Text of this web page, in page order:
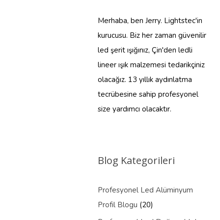
Merhaba, ben Jerry. Lightstec'in
kurucusu. Biz her zaman güvenilir
led şerit ışığınız, Çin'den ledli
lineer ışık malzemesi tedarikçiniz
olacağız. 13 yıllık aydınlatma
tecrübesine sahip profesyonel
size yardımcı olacaktır.
Blog Kategorileri
Profesyonel Led Alüminyum
Profil Blogu (20)